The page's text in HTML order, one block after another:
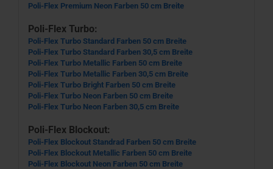
Poli-Flex Premium Neon Farben 50 cm Breite
Poli-Flex Turbo:
Poli-Flex Turbo Standard Farben 50 cm Breite
Poli-Flex Turbo Standard Farben 30,5 cm Breite
Poli-Flex Turbo Metallic Farben 50 cm Breite
Poli-Flex Turbo Metallic Farben 30,5 cm Breite
Poli-Flex Turbo Bright Farben 50 cm Breite
Poli-Flex Turbo Neon Farben 50 cm Breite
Poli-Flex Turbo Neon Farben 30,5 cm Breite
Poli-Flex Blockout:
Poli-Flex Blockout Standrad Farben 50 cm Breite
Poli-Flex Blockout Metallic Farben 50 cm Breite
Poli-Flex Blockout Neon Farben 50 cm Breite